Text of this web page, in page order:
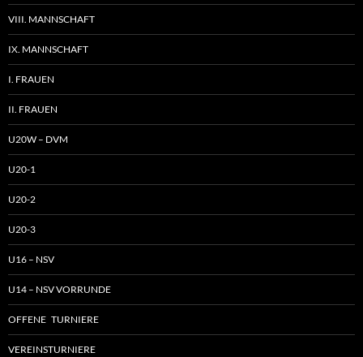
VIII. MANNSCHAFT
IX. MANNSCHAFT
I. FRAUEN
II. FRAUEN
U20W – DVM
U20-1
U20-2
U20-3
U16 – NSV
U14 – NSV VORRUNDE
OFFENE TURNIERE
VEREINSTURNIERE